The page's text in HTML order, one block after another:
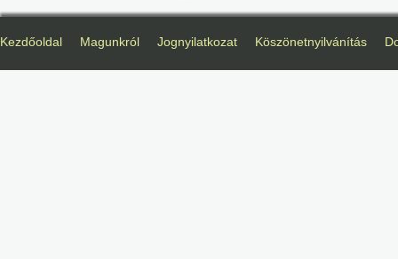
Kezdőoldal Magunkról Jognyilatkozat Köszönetnyilvánítás